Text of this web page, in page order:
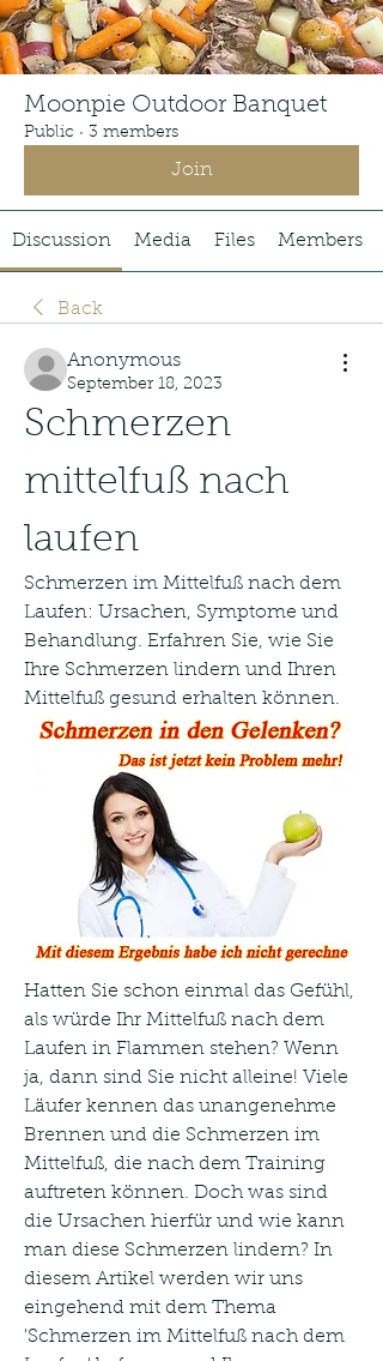
Moonpie Outdoor Banquet
Public · 3 members
Join
Discussion Media Files Members
Back
Anonymous
September 18, 2023
Schmerzen
mittelfuß nach
laufen
Schmerzen im Mittelfuß nach dem
Laufen: Ursachen, Symptome und
Behandlung. Erfahren Sie, wie Sie
Ihre Schmerzen lindern und Ihren
Mittelfuß gesund erhalten können.
Hatten Sie schon einmal das Gefühl,
als würde Ihr Mittelfuß nach dem
Laufen in Flammen stehen? Wenn
ja, dann sind Sie nicht alleine! Viele
Läufer kennen das unangenehme
Brennen und die Schmerzen im
Mittelfuß, die nach dem Training
auftreten können. Doch was sind
die Ursachen hierfür und wie kann
man diese Schmerzen lindern? In
diesem Artikel werden wir uns
eingehend mit dem Thema
'Schmerzen im Mittelfuß nach dem